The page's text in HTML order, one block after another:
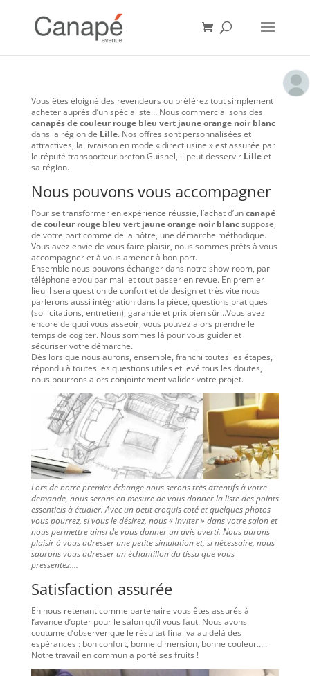
Vous êtes éloigné des revendeurs ou préférez tout simplement
acheter auprès d’un spécialiste… Nous commercialisons des
canapés de couleur rouge bleu vert jaune orange noir blanc
dans la région de Lille. Nos offres sont personnalisées et
attractives, la livraison en mode « direct usine » est assurée par
le réputé transporteur breton Guisnel, il peut desservir Lilleet
sa région.
Nous pouvons vous accompagner
Pour se transformer en expérience réussie, l’achat d’uncanapé
de couleur rouge bleu vert jaune orange noir blancsuppose,
de votre part comme de la nôtre, une démarche méthodique.
Vous avez envie de vous faire plaisir, nous sommes prêts à vous
accompagner et à vous amener à bon port.
Ensemble nous pouvons échanger dans notre show-room, par
téléphone et/ou par mail et tout passer en revue. En premier
lieu il sera question de confort et de design et très vite nous
parlerons aussi intégration dans la pièce, questions pratiques
(sollicitations, entretien), garantie et prix bien sûr…Vous avez
encore de quoi vous asseoir, vous pouvez alors prendre le
temps de cogiter. Nous sommes là pour vous guider et
sécuriser votre démarche.
Dès lors que nous aurons, ensemble, franchi toutes les étapes,
répondu à toutes les questions utiles et levé tous les doutes,
nous pourrons alors conjointement valider votre projet.
Lors de notre premier échange nous serons très attentifs à votre
demande, nous serons en mesure de vous donner la liste des points
essentiels à étudier. Avec un petit croquis coté et quelques photos
vous pourrez, si vous le désirez, nous « inviter » dans votre salon et
nous permettre ainsi de vous donner un avis averti. Nous aurons
plaisir à vous adresser une petite simulation et, si nécessaire, nous
saurons vous adresser un échantillon du tissu que vous
pressentez….
Satisfaction assurée
En nous retenant comme partenaire vous êtes assurés à
l’avance d’opter pour le salon qu’il vous faut. Nous avons
coutume d’observer que le résultat final va au delà des
espérances : bon confort, bonne dimension, bonne couleur…..
Notre travail en commun a porté ses fruits !